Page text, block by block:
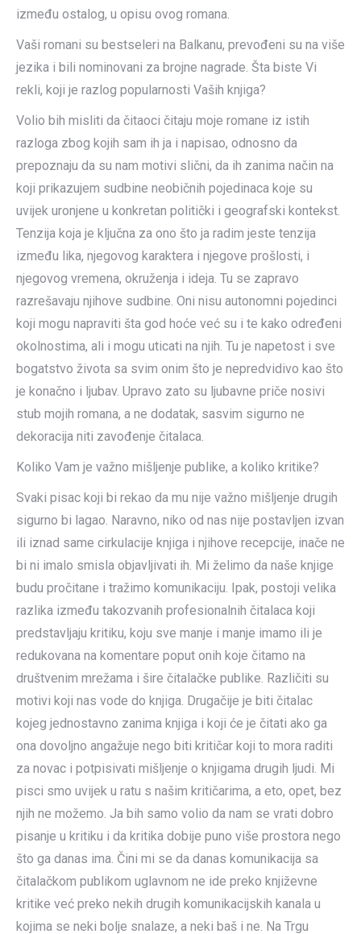
između ostalog, u opisu ovog romana.
Vaši romani su bestseleri na Balkanu, prevođeni su na više
jezika i bili nominovani za brojne nagrade. Šta biste Vi
rekli, koji je razlog popularnosti Vaših knjiga?
Volio bih misliti da čitaoci čitaju moje romane iz istih
razloga zbog kojih sam ih ja i napisao, odnosno da
prepoznaju da su nam motivi slični, da ih zanima način na
koji prikazujem sudbine neobičnih pojedinaca koje su
uvijek uronjene u konkretan politički i geografski kontekst.
Tenzija koja je ključna za ono što ja radim jeste tenzija
između lika, njegovog karaktera i njegove prošlosti, i
njegovog vremena, okruženja i ideja. Tu se zapravo
razrešavaju njihove sudbine. Oni nisu autonomni pojedinci
koji mogu napraviti šta god hoće već su i te kako određeni
okolnostima, ali i mogu uticati na njih. Tu je napetost i sve
bogatstvo života sa svim onim što je nepredvidivo kao što
je konačno i ljubav. Upravo zato su ljubavne priče nosivi
stub mojih romana, a ne dodatak, sasvim sigurno ne
dekoracija niti zavođenje čitalaca.
Koliko Vam je važno mišljenje publike, a koliko kritike?
Svaki pisac koji bi rekao da mu nije važno mišljenje drugih
sigurno bi lagao. Naravno, niko od nas nije postavljen izvan
ili iznad same cirkulacije knjiga i njihove recepcije, inače ne
bi ni imalo smisla objavljivati ih. Mi želimo da naše knjige
budu pročitane i tražimo komunikaciju. Ipak, postoji velika
razlika između takozvanih profesionalnih čitalaca koji
predstavljaju kritiku, koju sve manje i manje imamo ili je
redukovana na komentare poput onih koje čitamo na
društvenim mrežama i šire čitalačke publike. Različiti su
motivi koji nas vode do knjiga. Drugačije je biti čitalac
kojeg jednostavno zanima knjiga i koji će je čitati ako ga
ona dovoljno angažuje nego biti kritičar koji to mora raditi
za novac i potpisivati mišljenje o knjigama drugih ljudi. Mi
pisci smo uvijek u ratu s našim kritičarima, a eto, opet, bez
njih ne možemo. Ja bih samo volio da nam se vrati dobro
pisanje u kritiku i da kritika dobije puno više prostora nego
što ga danas ima. Čini mi se da danas komunikacija sa
čitalačkom publikom uglavnom ne ide preko književne
kritike već preko nekih drugih komunikacijskih kanala u
kojima se neki bolje snalaze, a neki baš i ne. Na Trgu